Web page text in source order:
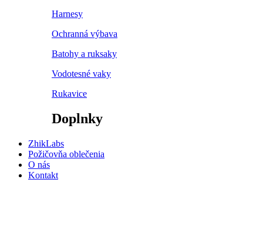
Harnesy
Ochranná výbava
Batohy a ruksaky
Vodotesné vaky
Rukavice
Doplnky
ZhikLabs
Požičovňa oblečenia
O nás
Kontakt